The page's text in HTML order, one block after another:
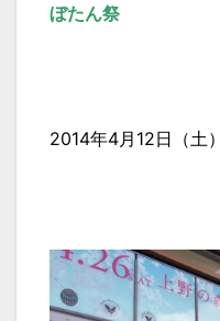
ぼたん祭
2014年4月12日（土